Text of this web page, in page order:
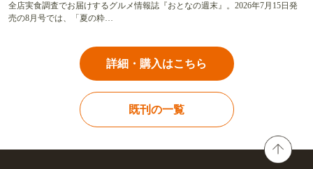
全店実食調査でお届けするグルメ情報誌『おとなの週末』。2026年7月15日発
売の8月号では、「夏の粋…
詳細・購入はこちら
既刊の一覧